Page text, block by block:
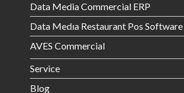
Data Media Commercial ERP
Data Medıa Restaurant Pos Software
AVES Commercial
Service
Blog